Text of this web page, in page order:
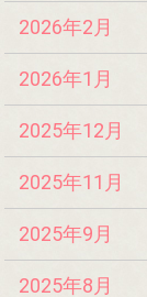
2026年2月
2026年1月
2025年12月
2025年11月
2025年9月
2025年8月